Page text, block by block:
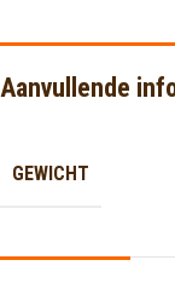
Aanvullende
GEWICHT